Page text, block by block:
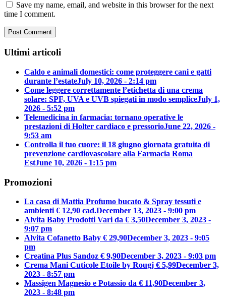
Save my name, email, and website in this browser for the next
time I comment.
Ultimi articoli
Caldo e animali domestici: come proteggere cani e gatti
durante l’estateJuly 10, 2026 - 2:14 pm
Come leggere correttamente l’etichetta di una crema
solare: SPF, UVA e UVB spiegati in modo sempliceJuly 1,
2026 - 5:52 pm
Telemedicina in farmacia: tornano operative le
prestazioni di Holter cardiaco e pressorioJune 22, 2026 -
9:53 am
Controlla il tuo cuore: il 18 giugno giornata gratuita di
prevenzione cardiovascolare alla Farmacia Roma
EstJune 10, 2026 - 1:15 pm
Promozioni
La casa di Mattia Profumo bucato & Spray tessuti e
ambienti € 12,90 cad.December 13, 2023 - 9:00 pm
Alvita Baby Prodotti Vari da € 3,50December 3, 2023 -
9:07 pm
Alvita Cofanetto Baby € 29,90December 3, 2023 - 9:05
pm
Creatina Plus Sandoz € 9,90December 3, 2023 - 9:03 pm
Crema Mani Cuticole Etoile by Rougj € 5,99December 3,
2023 - 8:57 pm
Massigen Magnesio e Potassio da € 11,90December 3,
2023 - 8:48 pm